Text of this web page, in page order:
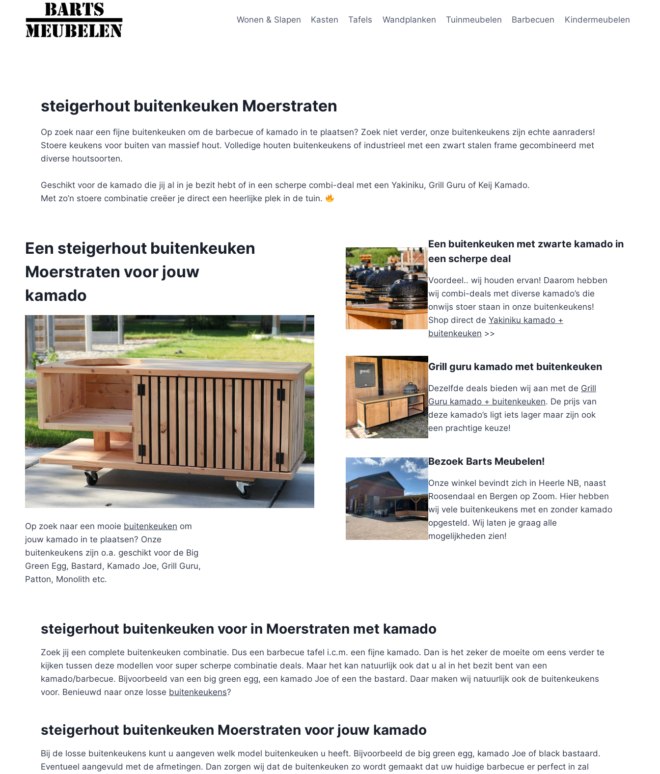
Wonen & Slapen Kasten Tafels Wandplanken Tuinmeubelen Barbecuen Kindermeubelen
steigerhout buitenkeuken Moerstraten
Op zoek naar een fijne buitenkeuken om de barbecue of kamado in te plaatsen? Zoek niet verder, onze buitenkeukens zijn echte aanraders!
Stoere keukens voor buiten van massief hout. Volledige houten buitenkeukens of industrieel met een zwart stalen frame gecombineerd met
diverse houtsoorten.
Geschikt voor de kamado die jij al in je bezit hebt of in een scherpe combi-deal met een Yakiniku, Grill Guru of Keij Kamado.
Met zo’n stoere combinatie creëer je direct een heerlijke plek in de tuin.
Een steigerhout buitenkeuken
Moerstraten voor jouw
kamado
Op zoek naar een mooie buitenkeuken om
jouw kamado in te plaatsen? Onze
buitenkeukens zijn o.a. geschikt voor de Big
Green Egg, Bastard, Kamado Joe, Grill Guru,
Patton, Monolith etc.
Een buitenkeuken met zwarte kamado in
een scherpe deal
Voordeel.. wij houden ervan! Daarom hebben
wij combi-deals met diverse kamado’s die
onwijs stoer staan in onze buitenkeukens!
Shop direct de Yakiniku kamado +
buitenkeuken >>
Grill guru kamado met buitenkeuken
Dezelfde deals bieden wij aan met de Grill
Guru kamado + buitenkeuken. De prijs van
deze kamado’s ligt iets lager maar zijn ook
een prachtige keuze!
Bezoek Barts Meubelen!
Onze winkel bevindt zich in Heerle NB, naast
Roosendaal en Bergen op Zoom. Hier hebben
wij vele buitenkeukens met en zonder kamado
opgesteld. Wij laten je graag alle
mogelijkheden zien!
steigerhout buitenkeuken voor in Moerstraten met kamado
Zoek jij een complete buitenkeuken combinatie. Dus een barbecue tafel i.c.m. een fijne kamado. Dan is het zeker de moeite om eens verder te
kijken tussen deze modellen voor super scherpe combinatie deals. Maar het kan natuurlijk ook dat u al in het bezit bent van een
kamado/barbecue. Bijvoorbeeld van een big green egg, een kamado Joe of een the bastard. Daar maken wij natuurlijk ook de buitenkeukens
voor. Benieuwd naar onze losse buitenkeukens?
steigerhout buitenkeuken Moerstraten voor jouw kamado
Bij de losse buitenkeukens kunt u aangeven welk model buitenkeuken u heeft. Bijvoorbeeld de big green egg, kamado Joe of black bastaard.
Eventueel aangevuld met de afmetingen. Dan zorgen wij dat de buitenkeuken zo wordt gemaakt dat uw huidige barbecue er perfect in zal